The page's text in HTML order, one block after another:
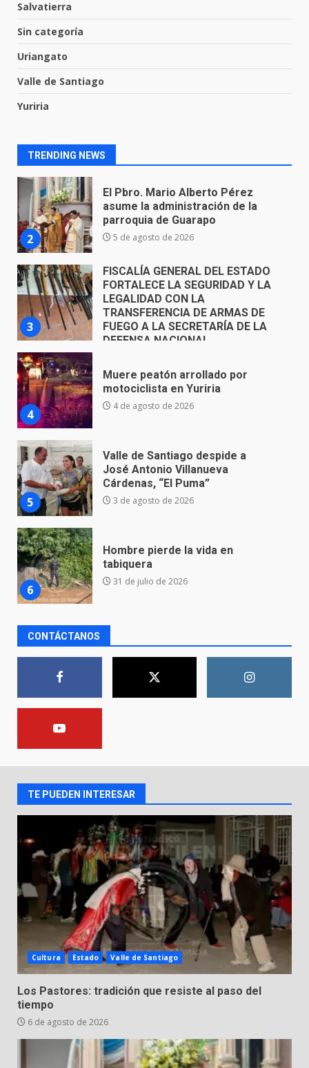
Salvatierra
Sin categoría
Uriangato
Valle de Santiago
Yuriria
TRENDING NEWS
1
2
3
FORTALECE LA SEGURIDAD Y LA
LEGALIDAD CON LA
TRANSFERENCIA DE ARMAS DE
FUEGO A LA SECRETARÍA DE LA
5 de agosto de 2026
4
Muere peatón arrollado por
motociclista en Yuriria
4 de agosto de 2026
5
Valle de Santiago despide a
José Antonio Villanueva
Cárdenas, “El Puma”
3 de agosto de 2026
6
Hombre pierde la vida en
tabiquera
31 de julio de 2026
7
Emboscada a policías en Yuriria
31 de julio de 2026
6 de agosto de 2026
2 5 de agosto de 2026
3
FISCALÍA GENERAL DEL ESTADO
FORTALECE LA SEGURIDAD Y LA
LEGALIDAD CON LA
TRANSFERENCIA DE ARMAS DE
FUEGO A LA SECRETARÍA DE LA
DEFENSA NACIONAL
5 de agosto de 2026
4
Muere peatón arrollado por
motociclista en Yuriria
4 de agosto de 2026
5
José Antonio Villanueva
CONTÁCTANOS
TE PUEDEN INTERESAR
Cultura Estado Valle de Santiago
Los Pastores: tradición que resiste al paso del
tiempo
6 de agosto de 2026